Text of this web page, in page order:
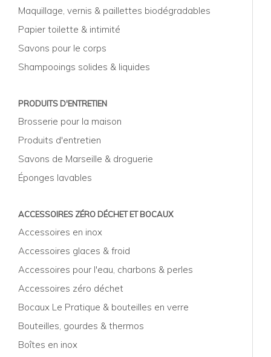
Maquillage, vernis & paillettes biodégradables
Papier toilette & intimité
Savons pour le corps
Shampooings solides & liquides
PRODUITS D'ENTRETIEN
Brosserie pour la maison
Produits d'entretien
Savons de Marseille & droguerie
Éponges lavables
ACCESSOIRES ZÉRO DÉCHET ET BOCAUX
Accessoires en inox
Accessoires glaces & froid
Accessoires pour l'eau, charbons & perles
Accessoires zéro déchet
Bocaux Le Pratique & bouteilles en verre
Bouteilles, gourdes & thermos
Boîtes en inox